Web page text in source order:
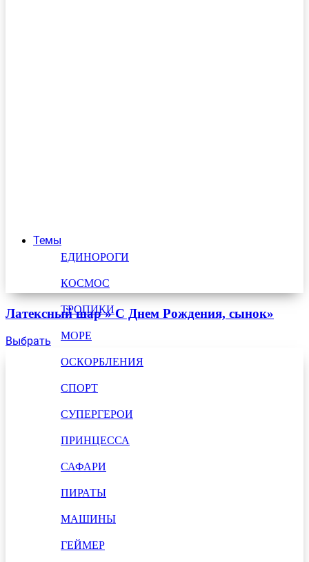
Темы
ЕДИНОРОГИ
КОСМОС
ТРОПИКИ
МОРЕ
ОСКОРБЛЕНИЯ
СПОРТ
СУПЕРГЕРОИ
ПРИНЦЕССА
САФАРИ
ПИРАТЫ
МАШИНЫ
ГЕЙМЕР
Латексный шар » С Днем Рождения, сынок»
Выбрать